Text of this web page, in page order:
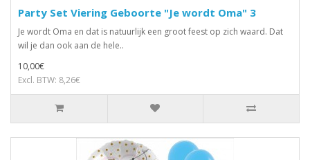
Party Set Viering Geboorte "Je wordt Oma" 3
Je wordt Oma en dat is natuurlijk een groot feest op zich waard. Dat
wil je dan ook aan de hele..
10,00€
Excl. BTW: 8,26€